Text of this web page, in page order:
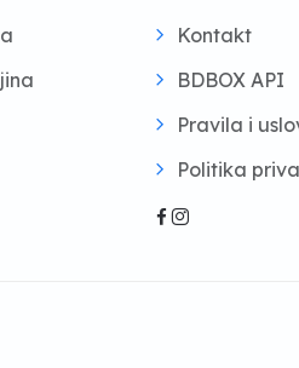
Kontakt
BDBOX API
Pravila i
Politika